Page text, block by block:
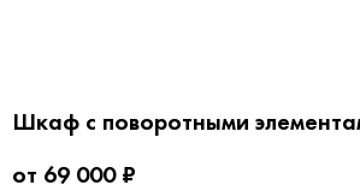
Шкаф с поворотными
от 69 000 ₽